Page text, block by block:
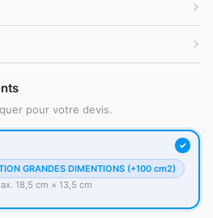
pour votre devis.
GRANDES DIMENTIONS (+100 cm2)
18,5 cm × 13,5 cm